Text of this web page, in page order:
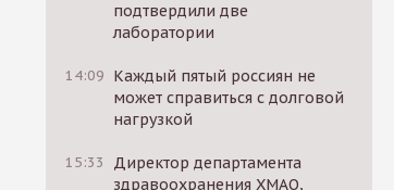
подтвердили две
лаборатории
14:09 Каждый пятый россиян не
может справиться с долговой
нагрузкой
15:33
Директор департамента
здравоохранения ХМАО,